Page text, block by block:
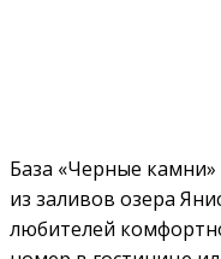
База «Черные
из заливов озера
любителей